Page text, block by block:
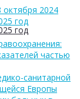
год
2024
год
частью
санитарной
Европы